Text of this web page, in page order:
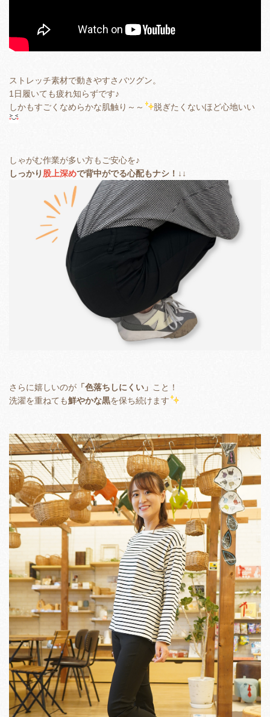
ストレッチ素材で動きやすさバツグン。
1日履いても疲れ知らずです♪
しかもすごくなめらかな肌触り～～
脱ぎたくないほど心地いい
しゃがむ作業が多い方もご安心を♪
しっかり 股上深めで背中がでる心配もナシ！↓↓
さらに嬉しいのが 「色落ちしにくい」 こと！
洗濯を重ねても鮮やかな黒を保ち続けます